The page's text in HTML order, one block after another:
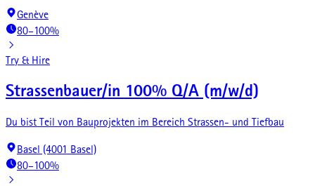
Genève
80–100%
Try & Hire
Strassenbauer/in 100% Q/A (m/w/d)
Du bist Teil von Bauprojekten im Bereich Strassen- und Tiefbau
Basel (4001 Basel)
80–100%